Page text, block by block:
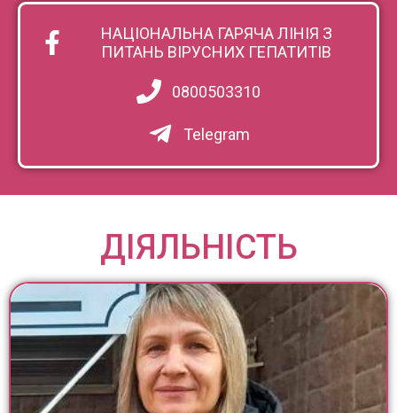
НАЦІОНАЛЬНА ГАРЯЧА ЛІНІЯ З
ПИТАНЬ ВІРУСНИХ ГЕПАТИТІВ
0800503310
Telegram
ДІЯЛЬНІСТЬ